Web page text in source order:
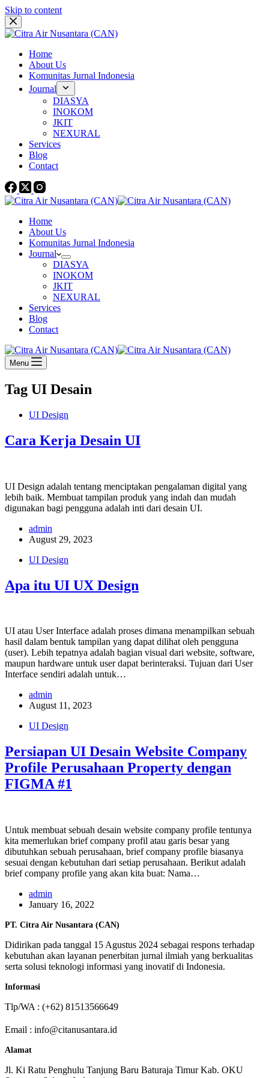
Skip to content
Home
About Us
Komunitas Jurnal Indonesia
Journal
DIASYA
INOKOM
JKIT
NEXURAL
Services
Blog
Contact
Home
About Us
Komunitas Jurnal Indonesia
Journal
DIASYA
INOKOM
JKIT
NEXURAL
Services
Blog
Contact
Menu
Tag UI Desain
UI Design
Cara Kerja Desain UI
UI Design adalah tentang menciptakan pengalaman digital yang
lebih baik. Membuat tampilan produk yang indah dan mudah
digunakan bagi pengguna adalah inti dari desain UI.
admin
August 29, 2023
UI Design
Apa itu UI UX Design
UI atau User Interface adalah proses dimana menampilkan sebuah
hasil dalam bentuk tampilan yang dapat dilihat oleh pengguna
(user). Lebih tepatnya adalah bagian visual dari website, software,
maupun hardware untuk user dapat berinteraksi. Tujuan dari User
Interface sendiri adalah untuk…
admin
August 11, 2023
UI Design
Persiapan UI Desain Website Company
Profile Perusahaan Property dengan
FIGMA #1
Untuk membuat sebuah desain website company profile tentunya
kita memerlukan brief company profil atau garis besar yang
dibutuhkan sebuah perusahaan, brief company profile biasanya
sesuai dengan kebutuhan dari setiap perusahaan. Berikut adalah
brief company profile yang akan kita buat: Nama…
admin
January 16, 2022
PT. Citra Air Nusantara (CAN)
Didirikan pada tanggal 15 Agustus 2024 sebagai respons terhadap
kebutuhan akan layanan penerbitan jurnal ilmiah yang berkualitas
serta solusi teknologi informasi yang inovatif di Indonesia.
Informasi
Tlp/WA : (+62) 81513566649
Email : info@citanusantara.id
Alamat
Jl. Ki Ratu Penghulu Tanjung Baru Baturaja Timur Kab. OKU